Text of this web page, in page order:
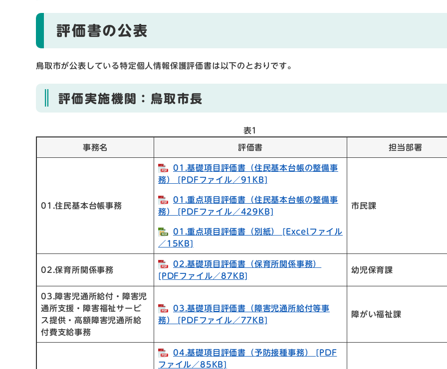
評価書の公表
鳥取市が公表している特定個人情報保護評価書は以下のとおりです。
評価実施機関：鳥取市長
表1
事務名 評価書 担当部署
01.住民基本台帳事務
01.基礎項目評価書（住民基本台帳の整備事
務） [PDFファイル／91KB]
01.重点項目評価書（住民基本台帳の整備事
務） [PDFファイル／429KB]
01.重点項目評価書（別紙） [Excelファイル
／15KB]
市民課
02.保育所関係事務
02.基礎項目評価書（保育所関係事務）
[PDFファイル／87KB]
幼児保育課
03.障害児通所給付・障害児
通所支援・障害福祉サービ
ス提供・高額障害児通所給
付費支給事務
03.基礎項目評価書（障害児通所給付等事
務） [PDFファイル／77KB]
障がい福祉課
04.基礎項目評価書（予防接種事務） [PDF
ファイル／85KB]